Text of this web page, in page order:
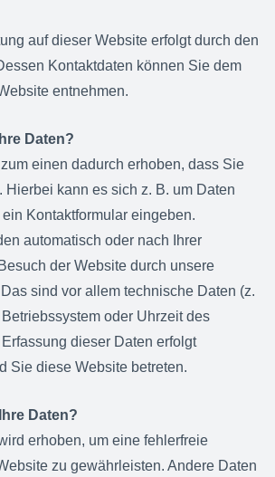
auf dieser Website erfolgt durch den
Kontaktdaten können Sie dem
entnehmen.
Daten?
einen dadurch erhoben, dass Sie
Hierbei kann es sich z. B. um Daten
Kontaktformular eingeben.
automatisch oder nach Ihrer
der Website durch unsere
sind vor allem technische Daten (z.
oder Uhrzeit des
dieser Daten erfolgt
Sie diese Website betreten.
Daten?
erhoben, um eine fehlerfreie
zu gewährleisten. Andere Daten